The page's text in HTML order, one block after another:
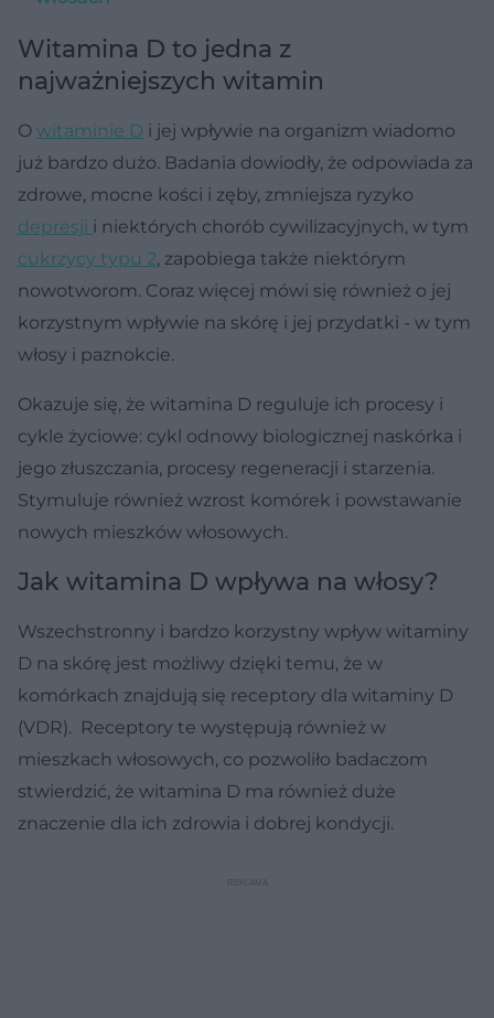
Witamina D to jedna z
najważniejszych witamin
O witaminie D i jej wpływie na organizm wiadomo
już bardzo dużo. Badania dowiodły, że odpowiada za
zdrowe, mocne kości i zęby, zmniejsza ryzyko
depresji i niektórych chorób cywilizacyjnych, w tym
cukrzycy typu 2, zapobiega także niektórym
nowotworom. Coraz więcej mówi się również o jej
korzystnym wpływie na skórę i jej przydatki - w tym
włosy i paznokcie.
Okazuje się, że witamina D reguluje ich procesy i
cykle życiowe: cykl odnowy biologicznej naskórka i
jego złuszczania, procesy regeneracji i starzenia.
Stymuluje również wzrost komórek i powstawanie
nowych mieszków włosowych.
Jak witamina D wpływa na włosy?
Wszechstronny i bardzo korzystny wpływ witaminy
D na skórę jest możliwy dzięki temu, że w
komórkach znajdują się receptory dla witaminy D
(VDR). Receptory te występują również w
mieszkach włosowych, co pozwoliło badaczom
stwierdzić, że witamina D ma również duże
znaczenie dla ich zdrowia i dobrej kondycji.